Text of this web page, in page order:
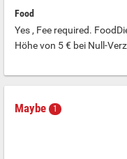
Food
Yes , Fee required.
Höhe von 5 € bei Null-
Maybe 1